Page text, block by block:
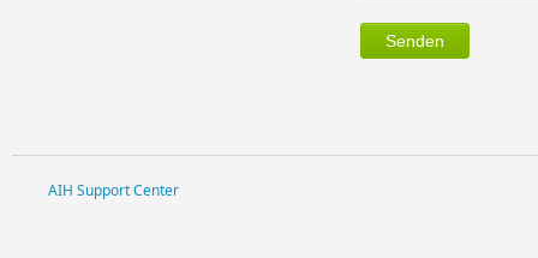
AIH Support Center